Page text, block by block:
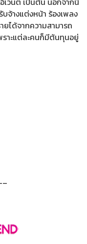
จ้างแต่งหน้า ร้องเพลง
ยได้จากความสามารถ
ราะแต่ละคนก็มีต้นทุนอยู่